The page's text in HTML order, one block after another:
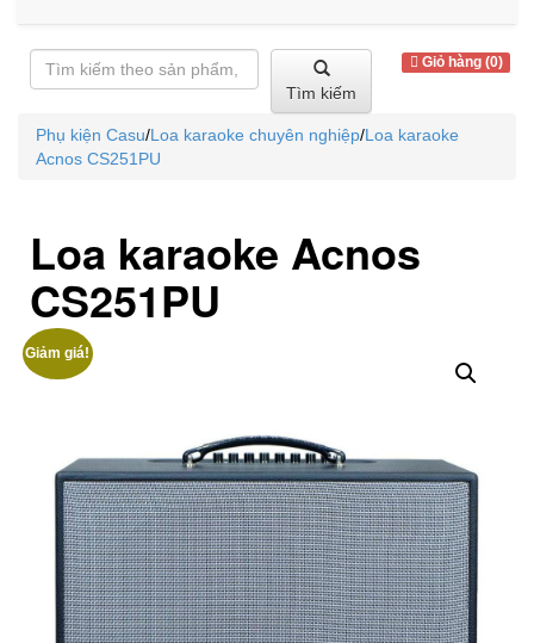
Tìm kiếm
Giỏ hàng (0)
Phụ kiện Casu/Loa karaoke chuyên nghiệp/Loa karaoke
Acnos CS251PU
Loa karaoke Acnos
CS251PU
Giảm giá!